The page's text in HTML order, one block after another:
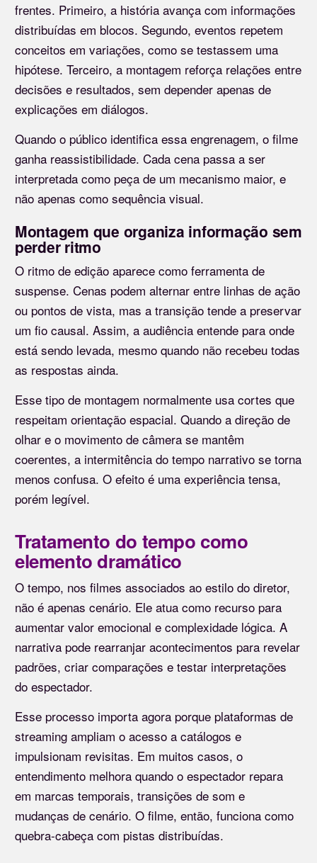
frentes. Primeiro, a história avança com informações
distribuídas em blocos. Segundo, eventos repetem
conceitos em variações, como se testassem uma
hipótese. Terceiro, a montagem reforça relações entre
decisões e resultados, sem depender apenas de
explicações em diálogos.
Quando o público identifica essa engrenagem, o filme
ganha reassistibilidade. Cada cena passa a ser
interpretada como peça de um mecanismo maior, e
não apenas como sequência visual.
Montagem que organiza informação sem
perder ritmo
O ritmo de edição aparece como ferramenta de
suspense. Cenas podem alternar entre linhas de ação
ou pontos de vista, mas a transição tende a preservar
um fio causal. Assim, a audiência entende para onde
está sendo levada, mesmo quando não recebeu todas
as respostas ainda.
Esse tipo de montagem normalmente usa cortes que
respeitam orientação espacial. Quando a direção de
olhar e o movimento de câmera se mantêm
coerentes, a intermitência do tempo narrativo se torna
menos confusa. O efeito é uma experiência tensa,
porém legível.
Tratamento do tempo como
elemento dramático
O tempo, nos filmes associados ao estilo do diretor,
não é apenas cenário. Ele atua como recurso para
aumentar valor emocional e complexidade lógica. A
narrativa pode rearranjar acontecimentos para revelar
padrões, criar comparações e testar interpretações
do espectador.
Esse processo importa agora porque plataformas de
streaming ampliam o acesso a catálogos e
impulsionam revisitas. Em muitos casos, o
entendimento melhora quando o espectador repara
em marcas temporais, transições de som e
mudanças de cenário. O filme, então, funciona como
quebra-cabeça com pistas distribuídas.